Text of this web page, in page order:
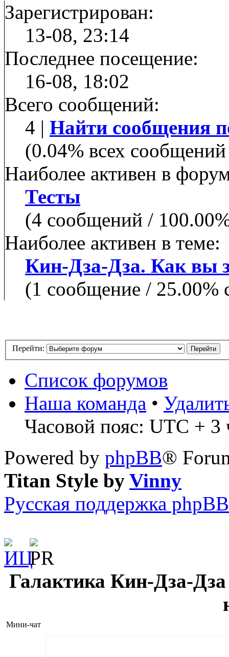
Зарегистрирован:
13-08, 23:14
Последнее посещение:
16-08, 18:02
Всего сообщений:
4 | Найти сообщения
(0.04% всех
Наиболее активен в
Тесты
(4 сообщений /
Наиболее активен в теме:
Кин-Дза-Дза. Как вы
(1 сообщение / 25.00%
Перейти:
Список форумов
Наша команда •
Часовой пояс: UTC + 3
Powered by phpBB®
Titan Style by Vinny
Русская поддержка phpBB
Галактика Кин-Дза-Дза
Мини-чат